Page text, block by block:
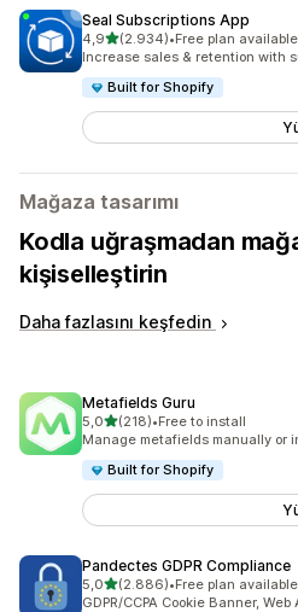
Seal Subscriptions App
4,95 yıldız üzerinden
(2.934)
toplam 2934 değerlendirme
•Free plan available
Increase sales & retention with
Built for Shopify
Mağaza tasarımı
Kodla uğraşmadan
kişiselleştirin
Daha fazlasını keşfedin
Metafields Guru
5,05 yıldız üzerinden
(218)
toplam 218 değerlendirme
•Free to install
Manage metafields manually or
Built for Shopify
Pandectes GDPR Compliance
5,05 yıldız üzerinden
(2.886)
toplam 2886 değerlendirme
•Free plan available
GDPR/CCPA Cookie Banner,